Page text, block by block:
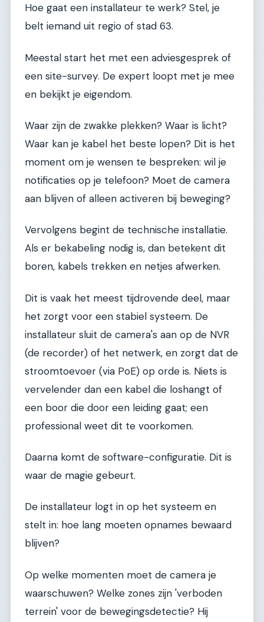
Hoe gaat een installateur te werk? Stel, je
belt iemand uit regio of stad 63.
Meestal start het met een adviesgesprek of
een site-survey. De expert loopt met je mee
en bekijkt je eigendom.
Waar zijn de zwakke plekken? Waar is licht?
Waar kan je kabel het beste lopen? Dit is het
moment om je wensen te bespreken: wil je
notificaties op je telefoon? Moet de camera
aan blijven of alleen activeren bij beweging?
Vervolgens begint de technische installatie.
Als er bekabeling nodig is, dan betekent dit
boren, kabels trekken en netjes afwerken.
Dit is vaak het meest tijdrovende deel, maar
het zorgt voor een stabiel systeem. De
installateur sluit de camera's aan op de NVR
(de recorder) of het netwerk, en zorgt dat de
stroomtoevoer (via PoE) op orde is. Niets is
vervelender dan een kabel die loshangt of
een boor die door een leiding gaat; een
professional weet dit te voorkomen.
Daarna komt de software-configuratie. Dit is
waar de magie gebeurt.
De installateur logt in op het systeem en
stelt in: hoe lang moeten opnames bewaard
blijven?
Op welke momenten moet de camera je
waarschuwen? Welke zones zijn 'verboden
terrein' voor de bewegingsdetectie? Hij